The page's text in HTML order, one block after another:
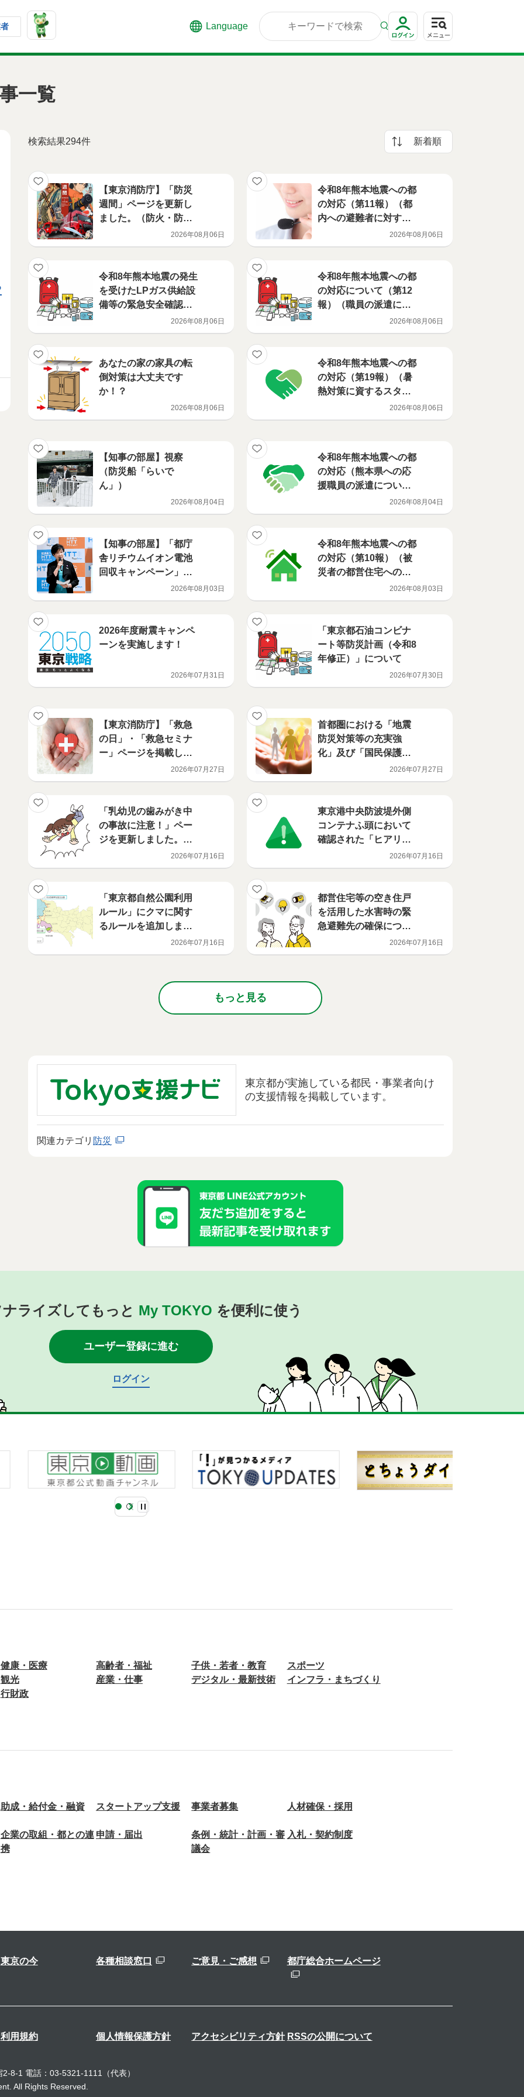
Language
一覧
検索結果294件 新着順
【東京消防庁】「防災
週間」ページを更新し
ました。（防火・防
2026年08月06日
令和8年熊本地震への都
の対応（第11報）（都
内への避難者に対する
相談窓口について）2026年08月06日
令和8年熊本地震の発生
を受けたLPガス供給設
備等の緊急安全確認に
2026年08月06日
令和8年熊本地震への都
の対応について（第12
報）（職員の派遣につ
2026年08月06日
あなたの家の家具の転
倒対策は大丈夫です
か！？
2026年08月06日
令和8年熊本地震への都
の対応（第19報）（暑
熱対策に資するスター
トアップ製品の提供に
ついて）
2026年08月06日
【知事の部屋】視察
（防災船「らいで
ん」）
2026年08月04日
令和8年熊本地震への都
の対応（熊本県への応
援職員の派遣につい
2026年08月04日
【知事の部屋】「都庁
舎リチウムイオン電池
回収キャンペーン」
オープニングイベント2026年08月03日
令和8年熊本地震への都
の対応（第10報）（被
災者の都営住宅への受
2026年08月03日
2026年度耐震キャンペ
ーンを実施します！
2026年07月31日
「東京都石油コンビナ
ート等防災計画（令和8
年修正）」について
2026年07月30日
【東京消防庁】「救急
の日」・「救急セミナ
ー」ページを掲載しま
した。（イベント）2026年07月27日
首都圏における「地震
防災対策等の充実強
化」及び「国民保護の
推進」に係る国への提
案の実施について
2026年07月27日
「乳幼児の歯みがき中
の事故に注意！」ペー
ジを更新しました。
（救急）【東京消防
庁】
2026年07月16日
東京港中央防波堤外側
コンテナふ頭において
確認された「ヒアリ」
2026年07月16日
「東京都自然公園利用
ルール」にクマに関す
るルールを追加しまし
2026年07月16日
都営住宅等の空き住戸
を活用した水害時の緊
急避難先の確保につい
て品川区と協定を締結
しました
2026年07月16日
もっと見る
東京都が実施している都民・事業者向け
の支援情報を掲載しています。
関連カテゴリ 防災
ライズしてもっと My TOKYO を便利に使う
ユーザー登録に進む
ログイン
健康・医療 高齢者・福祉 子供・若者・教育
スポーツ
観光
産業・仕事 デジタル・最新技術
インフラ・まちづくり
行財政
助成・給付金・融資 スタートアップ支援 事業者募集 人材確保・採用
企業の取組・都との連
携
申請・届出
条例・統計・計画・審
議会
入札・契約制度
東京の今 各種相談窓口 ご意見・ご感想 都庁総合ホームページ
利用規約 個人情報保護方針 アクセシビリティ方針 RSSの公開について
2-8-1 電話：03-5321-1111（代表）
All Rights Reserved.